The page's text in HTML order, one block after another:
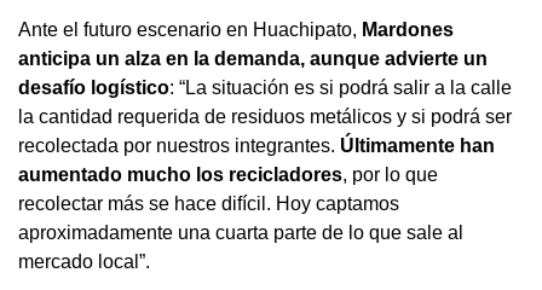
Ante el futuro escenario en Huachipato, Mardones
anticipa un alza en la demanda, aunque advierte un
desafío logístico: “La situación es si podrá salir a la calle
la cantidad requerida de residuos metálicos y si podrá ser
recolectada por nuestros integrantes. Últimamente han
aumentado mucho los recicladores, por lo que
recolectar más se hace difícil. Hoy captamos
aproximadamente una cuarta parte de lo que sale al
mercado local”.